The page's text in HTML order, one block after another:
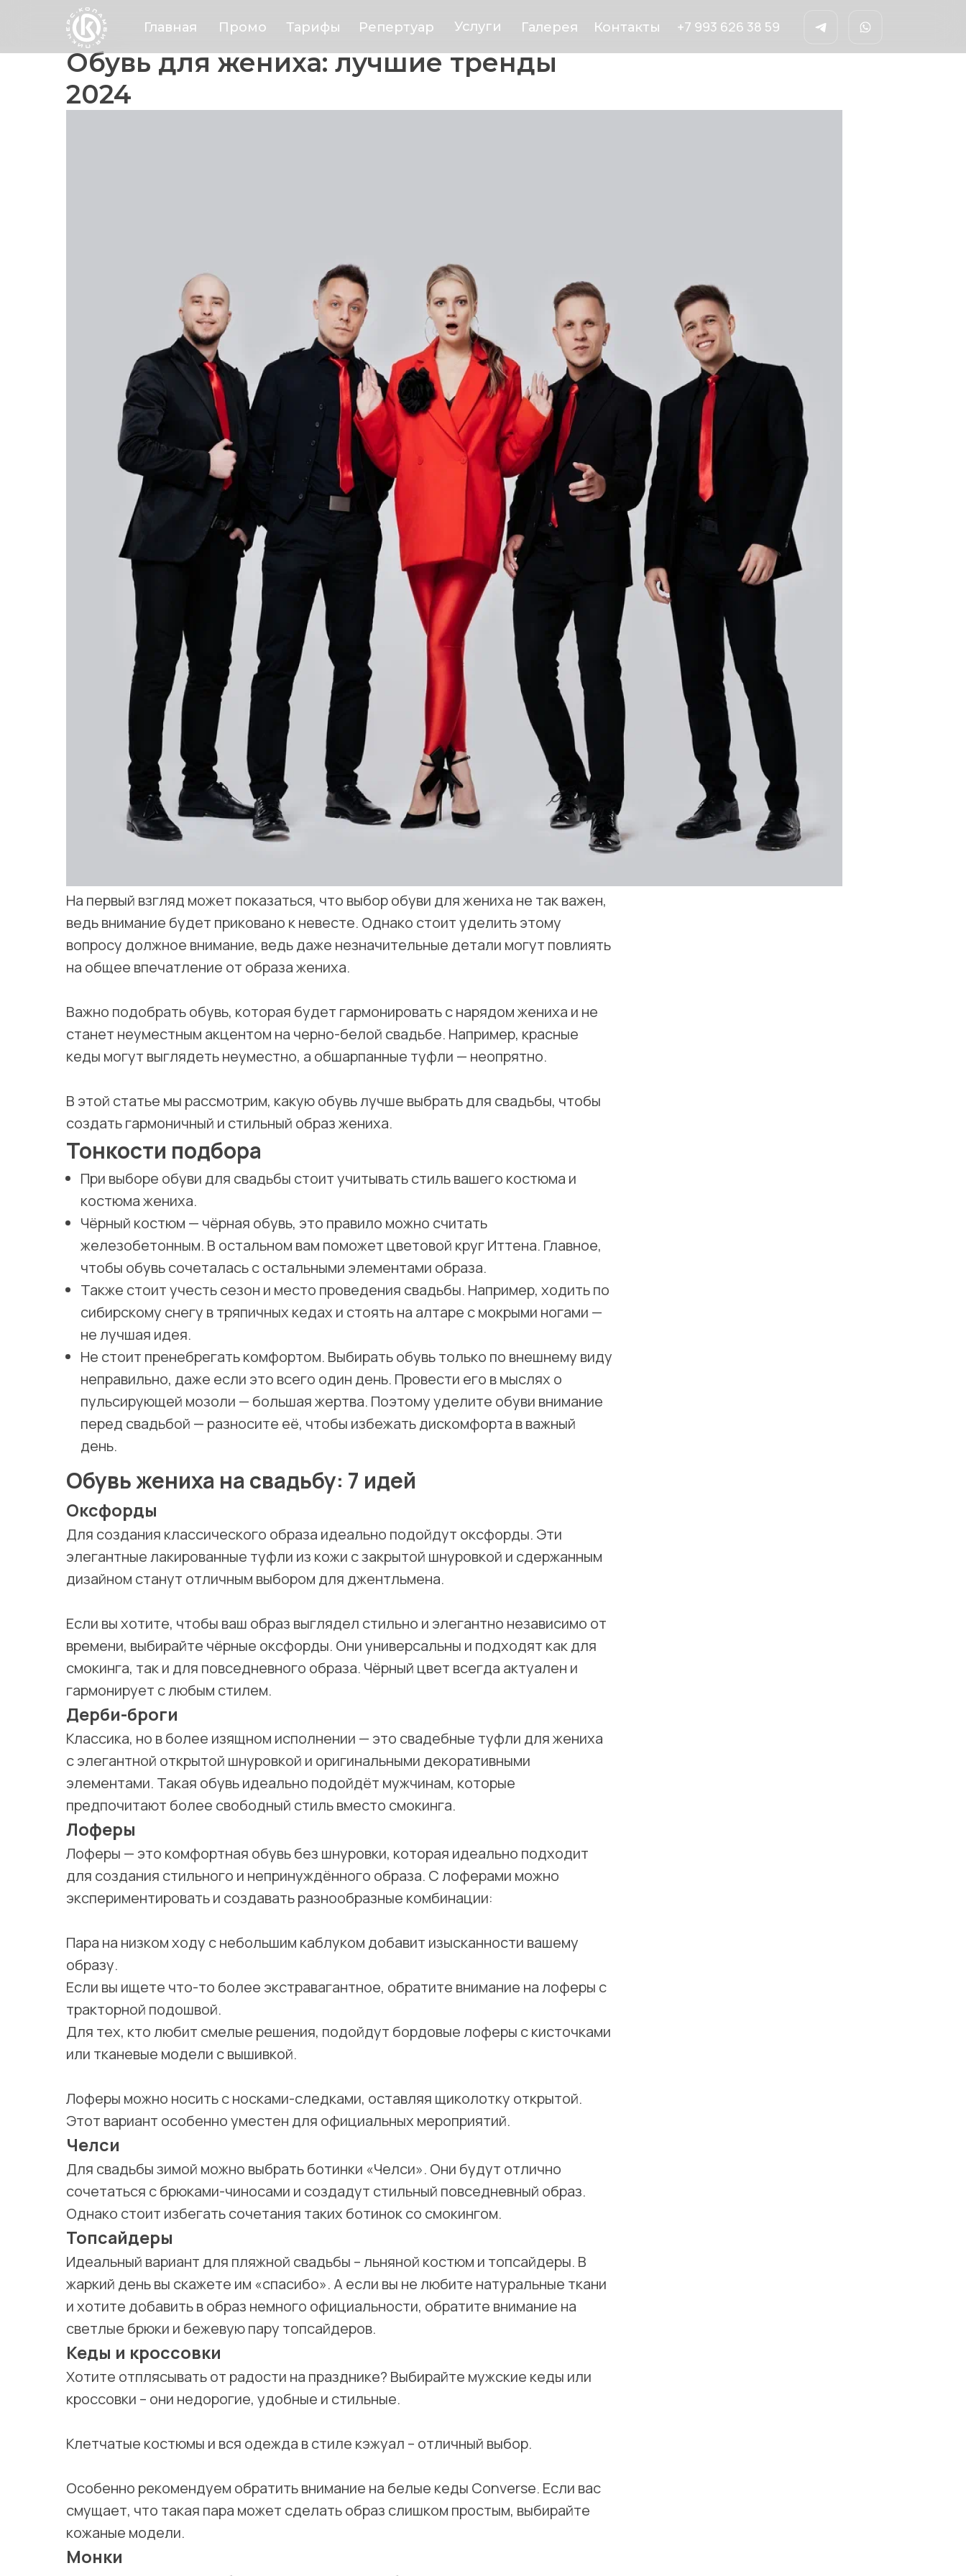
Главная Промо Тарифы Репертуар Услуги Галерея Контакты +7 993 626 38 59
Обувь для жениха: лучшие тренды
2024
На первый взгляд может показаться, что выбор обуви для жениха не так важен,
ведь внимание будет приковано к невесте. Однако стоит уделить этому
вопросу должное внимание, ведь даже незначительные детали могут повлиять
на общее впечатление от образа жениха.
Важно подобрать обувь, которая будет гармонировать с нарядом жениха и не
станет неуместным акцентом на черно-белой свадьбе. Например, красные
кеды могут выглядеть неуместно, а обшарпанные туфли — неопрятно.
В этой статье мы рассмотрим, какую обувь лучше выбрать для свадьбы, чтобы
создать гармоничный и стильный образ жениха.
Тонкости подбора
При выборе обуви для свадьбы стоит учитывать стиль вашего костюма и
костюма жениха.
Чёрный костюм — чёрная обувь, это правило можно считать
железобетонным. В остальном вам поможет цветовой круг Иттена. Главное,
чтобы обувь сочеталась с остальными элементами образа.
Также стоит учесть сезон и место проведения свадьбы. Например, ходить по
сибирскому снегу в тряпичных кедах и стоять на алтаре с мокрыми ногами —
не лучшая идея.
Не стоит пренебрегать комфортом. Выбирать обувь только по внешнему виду
неправильно, даже если это всего один день. Провести его в мыслях о
пульсирующей мозоли — большая жертва. Поэтому уделите обуви внимание
перед свадьбой — разносите её, чтобы избежать дискомфорта в важный
день.
Обувь жениха на свадьбу: 7 идей
Оксфорды
Для создания классического образа идеально подойдут оксфорды. Эти
элегантные лакированные туфли из кожи с закрытой шнуровкой и сдержанным
дизайном станут отличным выбором для джентльмена.
Если вы хотите, чтобы ваш образ выглядел стильно и элегантно независимо от
времени, выбирайте чёрные оксфорды. Они универсальны и подходят как для
смокинга, так и для повседневного образа. Чёрный цвет всегда актуален и
гармонирует с любым стилем.
Дерби-броги
Классика, но в более изящном исполнении — это свадебные туфли для жениха
с элегантной открытой шнуровкой и оригинальными декоративными
элементами. Такая обувь идеально подойдёт мужчинам, которые
предпочитают более свободный стиль вместо смокинга.
Лоферы
Лоферы — это комфортная обувь без шнуровки, которая идеально подходит
для создания стильного и непринуждённого образа. С лоферами можно
экспериментировать и создавать разнообразные комбинации:
Пара на низком ходу с небольшим каблуком добавит изысканности вашему
образу.
Если вы ищете что-то более экстравагантное, обратите внимание на лоферы с
тракторной подошвой.
Для тех, кто любит смелые решения, подойдут бордовые лоферы с кисточками
или тканевые модели с вышивкой.
Лоферы можно носить с носками-следками, оставляя щиколотку открытой.
Этот вариант особенно уместен для официальных мероприятий.
Челси
Для свадьбы зимой можно выбрать ботинки «Челси». Они будут отлично
сочетаться с брюками-чиносами и создадут стильный повседневный образ.
Однако стоит избегать сочетания таких ботинок со смокингом.
Топсайдеры
Идеальный вариант для пляжной свадьбы – льняной костюм и топсайдеры. В
жаркий день вы скажете им «спасибо». А если вы не любите натуральные ткани
и хотите добавить в образ немного официальности, обратите внимание на
светлые брюки и бежевую пару топсайдеров.
Кеды и кроссовки
Хотите отплясывать от радости на празднике? Выбирайте мужские кеды или
кроссовки – они недорогие, удобные и стильные.
Клетчатые костюмы и вся одежда в стиле кэжуал – отличный выбор.
Особенно рекомендуем обратить внимание на белые кеды Converse. Если вас
смущает, что такая пара может сделать образ слишком простым, выбирайте
кожаные модели.
Монки